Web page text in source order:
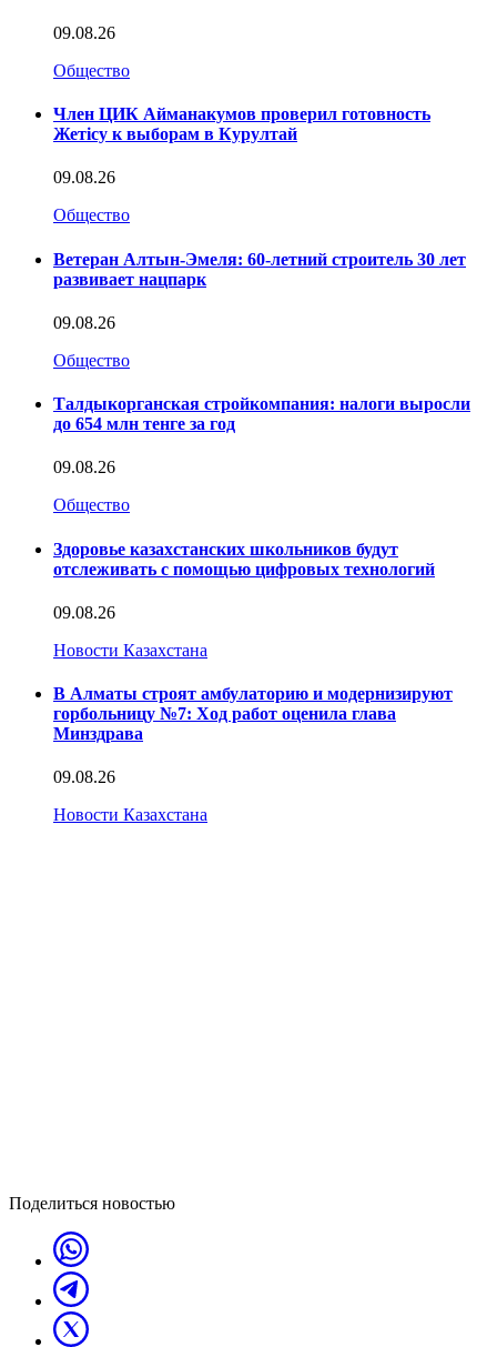
09.08.26
Общество
Член ЦИК Айманакумов проверил готовность
Жетісу к выборам в Курултай
09.08.26
Общество
Ветеран Алтын-Эмеля: 60-летний строитель 30 лет
развивает нацпарк
09.08.26
Общество
Талдыкорганская стройкомпания: налоги выросли
до 654 млн тенге за год
09.08.26
Общество
Здоровье казахстанских школьников будут
отслеживать с помощью цифровых технологий
09.08.26
Новости Казахстана
В Алматы строят амбулаторию и модернизируют
горбольницу №7: Ход работ оценила глава
Минздрава
09.08.26
Новости Казахстана
Поделиться новостью